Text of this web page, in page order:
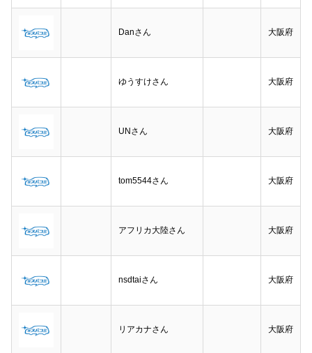
Danさん 大阪府
ゆうすけさん 大阪府
UNさん 大阪府
tom5544さん 大阪府
アフリカ大陸さん 大阪府
nsdtaiさん 大阪府
リアカナさん 大阪府